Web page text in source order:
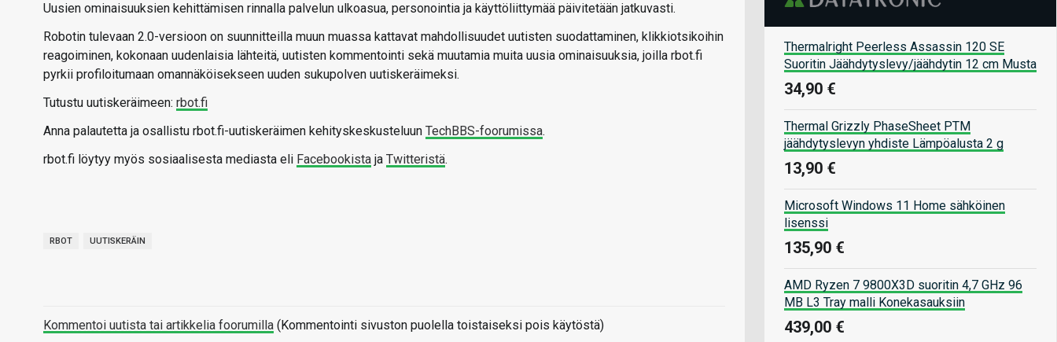
Uusien ominaisuuksien kehittämisen rinnalla palvelun ulkoasua, personointia ja käyttöliittymää päivitetään jatkuvasti.
Robotin tulevaan 2.0-versioon on suunnitteilla muun muassa kattavat mahdollisuudet uutisten suodattaminen, klikkiotsikoihin
reagoiminen, kokonaan uudenlaisia lähteitä, uutisten kommentointi sekä muutamia muita uusia ominaisuuksia, joilla rbot.fi
pyrkii profiloitumaan omannäköisekseen uuden sukupolven uutiskeräimeksi.
Tutustu uutiskeräimeen: rbot.fi
Anna palautetta ja osallistu rbot.fi-uutiskeräimen kehityskeskusteluun TechBBS-foorumissa.
rbot.fi löytyy myös sosiaalisesta mediasta eli Facebookista ja Twitteristä.
RBOT UUTISKERÄIN
Kommentoi uutista tai artikkelia foorumilla (Kommentointi sivuston puolella toistaiseksi pois käytöstä)
Thermalright Peerless Assassin 120 SE
Suoritin Jäähdytyslevy/jäähdytin 12 cm Musta
34,90 €
Thermal Grizzly PhaseSheet PTM
jäähdytyslevyn yhdiste Lämpöalusta 2 g
13,90 €
Microsoft Windows 11 Home sähköinen
lisenssi
135,90 €
AMD Ryzen 7 9800X3D suoritin 4,7 GHz 96
MB L3 Tray malli Konekasauksiin
439,00 €